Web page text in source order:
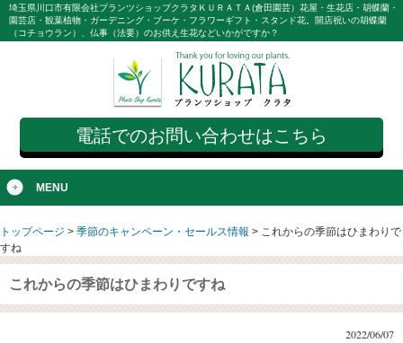
埼玉県川口市有限会社プランツショップクラタＫＵＲＡＴＡ(倉田園芸）花屋・生花店・胡蝶蘭・
園芸店・観葉植物・ガーデニング・ブーケ・フラワーギフト・スタンド花。開店祝いの胡蝶蘭
（コチョウラン）、仏事（法要）のお供え生花などいかがですか？
電話でのお問い合わせはこちら
MENU
トップページ > 季節のキャンペーン・セールス情報 > これからの季節はひまわりで
すね
これからの季節はひまわりですね
2022/06/07